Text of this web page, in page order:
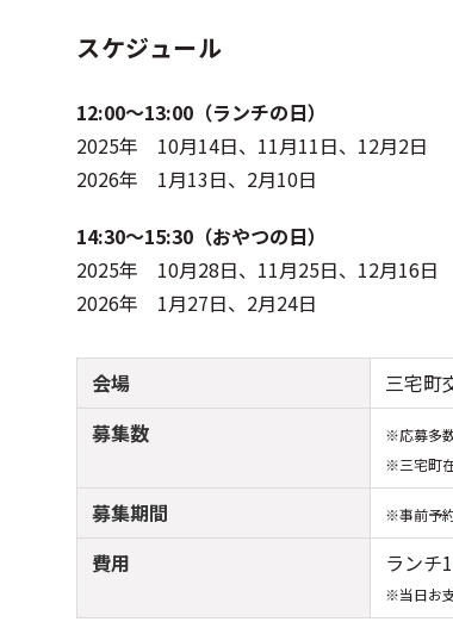
スケジュール
12:00～13:00（ランチの日）​
2025年 10月14日、11月11日、12月2日​​
2026年 1月13日、2月10日​
14:30～15:30（おやつの日）​​
2025年 10月28日、11月25日、12月16日​
2026年 1月27日、2月24日​
会場
三宅町
募集数
※応募多
※三宅町
募集期間 ※事前予
費用 ランチ
※当日お